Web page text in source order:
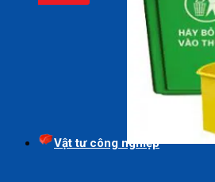
Vật tư công nghiệp